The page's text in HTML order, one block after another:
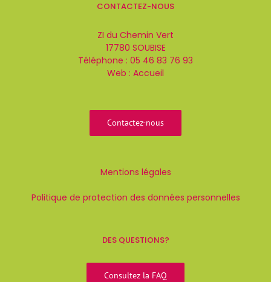
CONTACTEZ-NOUS
ZI du Chemin Vert
17780 SOUBISE
Téléphone : 05 46 83 76 93
Web : Accueil
Contactez-nous
Mentions légales
Politique de protection des données personnelles
DES QUESTIONS?
Consultez la FAQ